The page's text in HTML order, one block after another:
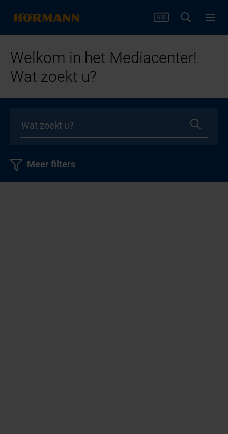
Welkom in het Mediacenter!
Wat zoekt u?
Meer filters